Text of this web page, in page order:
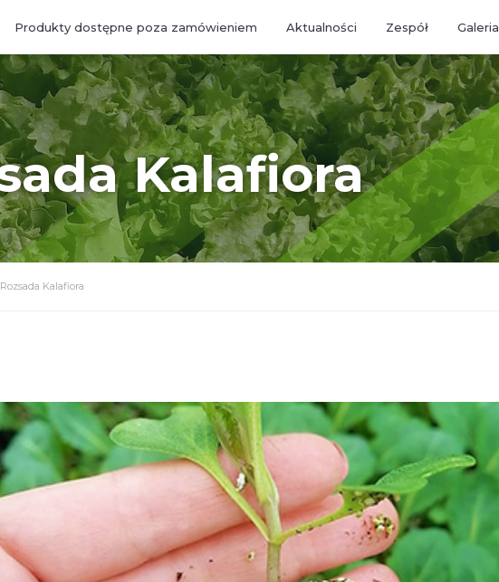
Produkty dostępne poza zamówieniem Aktualności Zespół Galeria
Kalafiora
Rozsada Kalafiora